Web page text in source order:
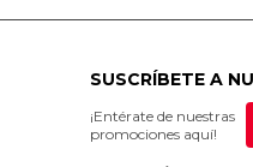
SUSCRÍBETE A
¡Entérate de nuestras
promociones aquí!